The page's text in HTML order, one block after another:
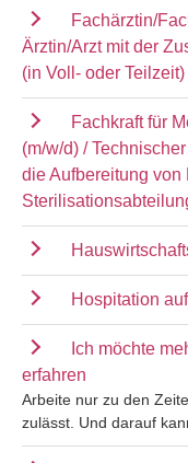
Fachärztin/
Ärztin/Arzt mit der
(in Voll- oder Teilzeit)
Fachkraft für
(m/w/d) /
die Aufbereitung
Hospitation
Ich möchte
erfahren
Arbeite nur zu den
zulässt. Und darauf